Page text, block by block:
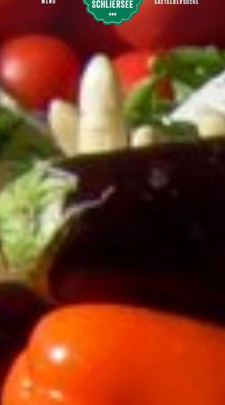
Grüner Markt
MENU GASTGEBERSUCHE